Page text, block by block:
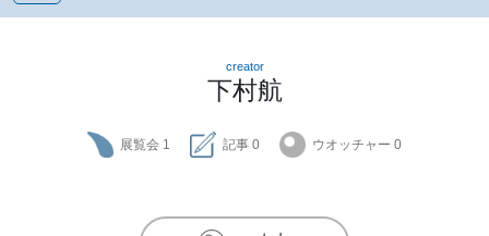
creator
下村航
展覧会 1 記事 0 ウオッチャー 0